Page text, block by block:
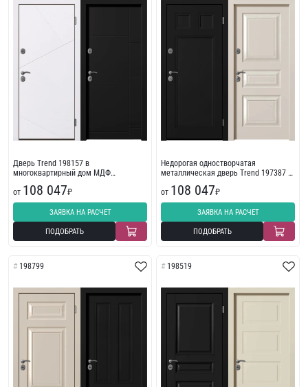
Дверь Trend 198157 в
многоквартирный дом МДФ
от 108 047₽
ЗАЯВКА НА РАСЧЕТ
ПОДОБРАТЬ
Недорогая одностворчатая
металлическая дверь Trend 197387 с
от 108 047₽
ЗАЯВКА НА РАСЧЕТ
ПОДОБРАТЬ
198799 198519